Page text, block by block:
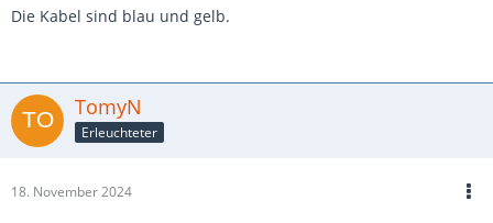
Die Kabel sind blau und gelb.
TomyN
Erleuchteter
18. November 2024